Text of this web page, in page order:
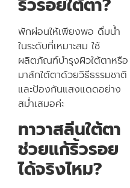
พักผ่อนให้เพียงพอ ดื่มน้ำ
ในระดับที่เหมาะสม ใช้
ผลิตภัณฑ์บำรุงผิวใต้ตาหรือ
มาส์กใต้ตาด้วยวิธีธรรมชาติ
และป้องกันแสงแดดอย่าง
สม่ำเสมอค่ะ
ทาวาสลีนใต้ตา
ช่วยแก้ริ้วรอย
ได้จริงไหม?